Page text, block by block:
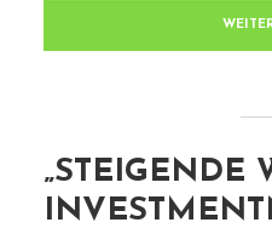
„STEIGENDE